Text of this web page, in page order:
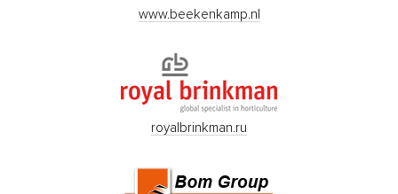
www.beekenkamp.nl
royalbrinkman.ru